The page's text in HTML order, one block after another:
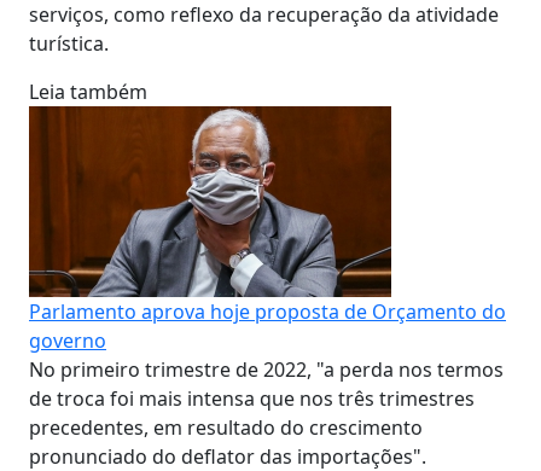
serviços, como reflexo da recuperação da atividade
turística.
Leia também
Parlamento aprova hoje proposta de Orçamento do
governo
No primeiro trimestre de 2022, "a perda nos termos
de troca foi mais intensa que nos três trimestres
precedentes, em resultado do crescimento
pronunciado do deflator das importações".